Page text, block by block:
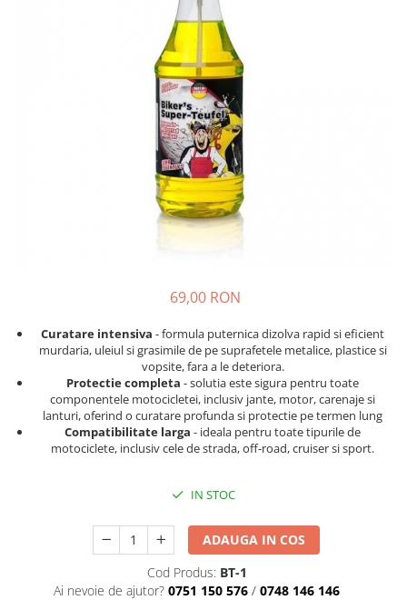
INTRETINERE SI PROTECTIE
Geamuri
Soft-Top
Folie PPF si PVC
Accesorii intretinere si protectie
DETAILING RAPID EXTERIOR
Solutii detailing rapid
CONSUMABILE AUTO
Accesorii curatare si intretinere
Accesorii curatare sticla
DETAILING RAPID INTERIOR
Solutii detailing rapid interior
Accesorii detailing rapid interior
ODORIZANTE SI PARFUMURI
69,00 RON
Curatare intensiva - formula puternica dizolva rapid si eficient
murdaria, uleiul si grasimile de pe suprafetele metalice, plastice si
vopsite, fara a le deteriora.
Protectie completa - solutia este sigura pentru toate
componentele motocicletei, inclusiv jante, motor, carenaje si
lanturi, oferind o curatare profunda si protectie pe termen lung
Compatibilitate larga - ideala pentru toate tipurile de
motociclete, inclusiv cele de strada, off-road, cruiser si sport.
IN STOC
ADAUGA IN COS
Cod Produs: BT-1
Ai nevoie de ajutor? 0751 150 576 / 0748 146 146